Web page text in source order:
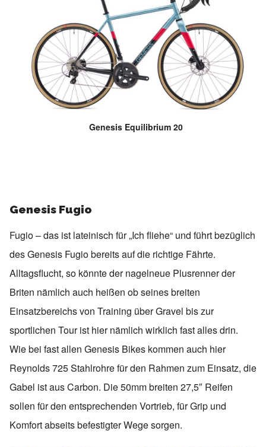
Genesis Equilibrium 20
Genesis Fugio
Fugio – das ist lateinisch für „Ich fliehe“ und führt bezüglich
des Genesis Fugio bereits auf die richtige Fährte.
Alltagsflucht, so könnte der nagelneue Plusrenner der
Briten nämlich auch heißen ob seines breiten
Einsatzbereichs von Training über Gravel bis zur
sportlichen Tour ist hier nämlich wirklich fast alles drin.
Wie bei fast allen Genesis Bikes kommen auch hier
Reynolds 725 Stahlrohre für den Rahmen zum Einsatz, die
Gabel ist aus Carbon. Die 50mm breiten 27,5″ Reifen
sollen für den entsprechenden Vortrieb, für Grip und
Komfort abseits befestigter Wege sorgen.